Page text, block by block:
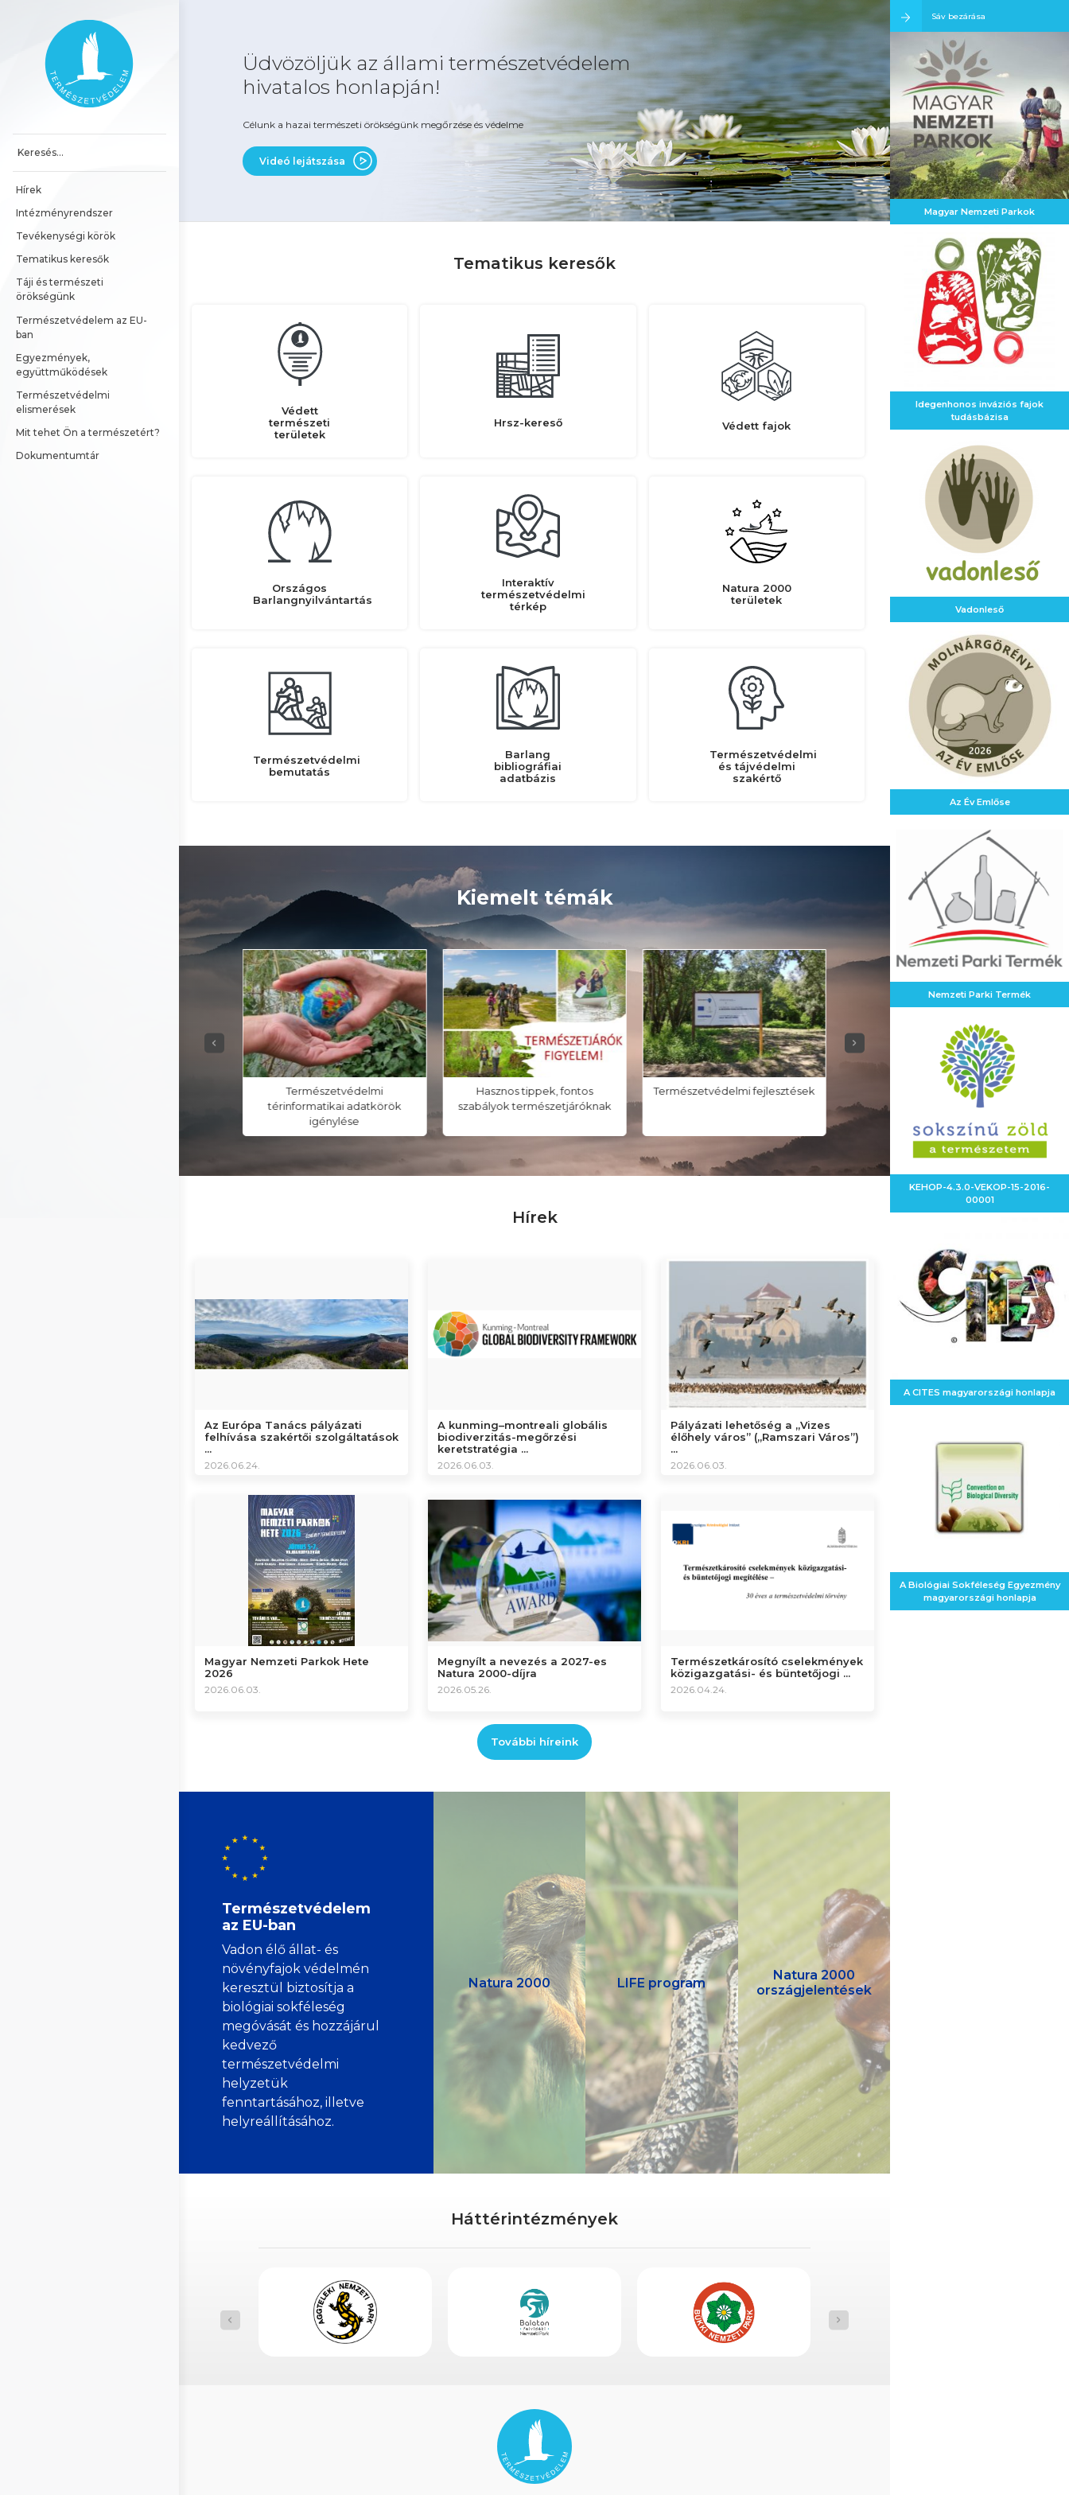
Főoldal
Hírek
Intézményrendszer
Tevékenységi körök
Tematikus keresők
Táji és természeti
örökségünk
Természetvédelem az EU-
ban
Egyezmények,
együttműködések
Természetvédelmi
elismerések
Mit tehet Ön a természetért?
Dokumentumtár
Üdvözöljük az állami természetvédelem
hivatalos honlapján!
Célunk a hazai természeti örökségünk megőrzése és védelme
Videó lejátszása
Tematikus keresők
Védett
természeti
területek
Hrsz-kereső Védett fajok
Országos
Barlangnyilvántartás
Interaktív
természetvédelmi
térkép
Natura 2000
területek
Természetvédelmi
bemutatás
Barlang
bibliográfiai
adatbázis
Természetvédelmi
és tájvédelmi
szakértő
Kiemelt témák
Természetvédelmi
térinformatikai adatkörök
igénylése
Hasznos tippek, fontos
szabályok természetjáróknak
Természetvédelmi fejlesztések
Helyi védelem -
önkormányzatoknak szóló
információk
Hírek
Az Európa Tanács pályázati
felhívása szakértői szolgáltatások
...
2026.06.24.
A kunming–montreali globális
biodiverzitás-megőrzési
keretstratégia ...
2026.06.03.
Pályázati lehetőség a „Vizes
élőhely város” („Ramszari Város”)
...
2026.06.03.
Magyar Nemzeti Parkok Hete
2026
2026.06.03.
Megnyílt a nevezés a 2027-es
Natura 2000-díjra
2026.05.26.
Természetkárosító cselekmények
közigazgatási- és büntetőjogi ...
2026.04.24.
További híreink
Természetvédelem
az EU-ban
Vadon élő állat- és
növényfajok védelmén
keresztül biztosítja a
biológiai sokféleség
megóvását és hozzájárul
kedvező
természetvédelmi
helyzetük
fenntartásához, illetve
helyreállításához.
Natura 2000 LIFE program
Natura 2000
országjelentések
Háttérintézmények
Sáv bezárása
Magyar Nemzeti Parkok
Idegenhonos inváziós fajok
tudásbázisa
Vadonleső
Az Év Emlőse
Nemzeti Parki Termék
KEHOP-4.3.0-VEKOP-15-2016-
00001
A CITES magyarországi honlapja
A Biológiai Sokféleség Egyezmény
magyarországi honlapja